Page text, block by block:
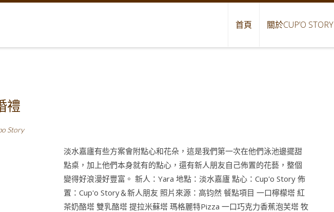
首頁 關於CUP’O STORY
禮
Story
淡水嘉廬有些方案會附點心和花朵，這是我們第一次在他們泳池邊擺甜
點桌，加上他們本身就有的點心，還有新人朋友自己佈置的花藝，整個
變得好浪漫好豐富。 新人：Yara 地點：淡水嘉廬 點心：Cup'o Story 佈
置：Cup'o Story＆新人朋友 照片來源：高钧然 餐點項目 一口檸檬塔 紅
茶奶酪塔 雙乳酪塔 提拉米蘇塔 瑪格麗特Pizza 一口巧克力香蕉泡芙塔 牧